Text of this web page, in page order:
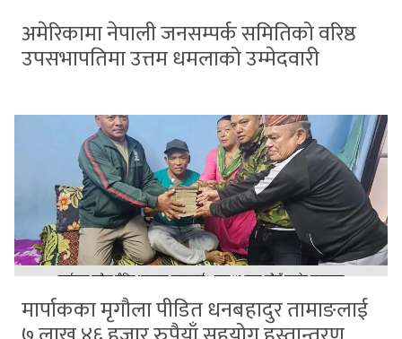
अमेरिकामा नेपाली जनसम्पर्क समितिको वरिष्ठ
उपसभापतिमा उत्तम धमलाको उम्मेदवारी
मार्पाकका मृगौला पीडित धनबहादुर तामाङलाई